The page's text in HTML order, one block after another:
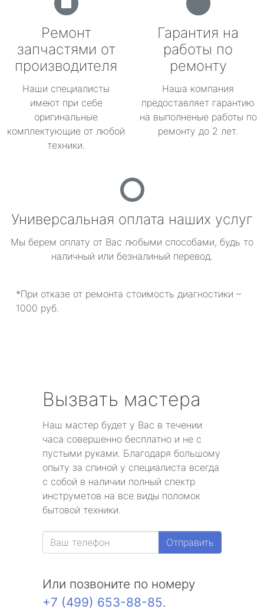
Ремонт
запчастями от
производителя
Наши специалисты
имеют при себе
оригинальные
комплектующие от любой
техники.
Гарантия на
работы по
ремонту
Наша компания
предоставляет гарантию
на выполненые работы по
ремонту до 2 лет.
Универсальная оплата наших услуг
Мы берем оплату от Вас любыми способами, будь то
наличный или безналиный перевод.
*При отказе от ремонта стоимость диагностики –
1000 руб.
Вызвать мастера
Наш мастер будет у Вас в течении
часа совершенно бесплатно и не с
пустыми руками. Благодаря большому
опыту за спиной у специалиста всегда
с собой в наличии полный спектр
инструметов на все виды поломок
бытовой техники.
Отправить
Или позвоните по номеру
+7 (499) 653-88-85.